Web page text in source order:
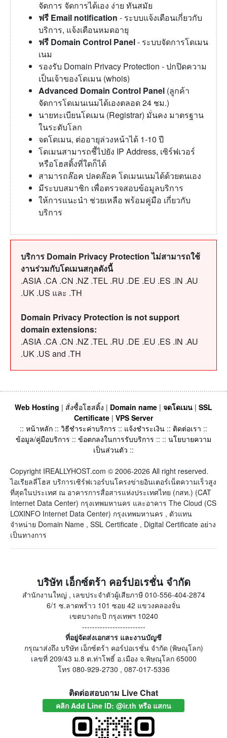
จัดการ จัดการได้เอง ง่าย ทันสมัย
ฟรี Email notification - ระบบแจ้งเตือนเกี่ยวกับ
บริการ, แจ้งเตือนหมดอายุ
ฟรี Domain Control Panel- ระบบจัดการโดเมน
เนม
รองรับ Domain Privacy Protection - ปกปิดความ
เป็นเจ้าของโดเมน (whois)
Advanced Domain Control Panel (ลูกค้า
จัดการโดเมนเนมได้เองตลอด 24 ชม.)
นายทะเบียนโดเมน (Registrar) มั่นคง มาตรฐาน
ในระดับโลก
จดโดเมน, ต่ออายุล่วงหน้าได้ 1-10 ปี
โดเมนสามารถชี้ไปยัง IP Address, เซิร์ฟเวอร์
หรือโฮสติ้งที่ใดก็ได้
สามารถล๊อค ปลดล๊อค โดเมนเนมได้ด้วยตนเอง
มีระบบสมาชิก เพื่อตรวจสอบข้อมูลบริการ
ให้การแนะนำ ช่วยเหลือ พร้อมคู่มือ เกี่ยวกับ
บริการ
บริการ Domain Privacy Protection ไม่สามารถใช้
งานร่วมกับโดเมนสกุลดังนี้
.ASIA .CA .CN .NZ .TEL .RU .DE .EU .ES .IN .AU
.UK .US และ .TH
Domain Privacy Protection is not support
domain extensions:
.ASIA .CA .CN .NZ .TEL .RU .DE .EU .ES .IN .AU
.UK .US and .TH
Web Hosting | สั่งซื้อโฮสติ้ง | Domain name | จดโดเมน | SSL
Certificate | VPS Server
:: หน้าหลัก :: วิธีชำระค่าบริการ :: แจ้งชำระเงิน :: ติดต่อเรา ::
ข้อมูล/คู่มือบริการ :: ข้อตกลงในการรับบริการ :: :: นโยบายความ
เป็นส่วนตัว ::
Copyright IREALLYHOST.com © 2006-2026 All right reserved.
ไอเรียลลี่โฮส บริการเซิร์ฟเวอร์บนโครงข่ายอินเตอร์เน็ตความเร็วสูง
ที่สุดในประเทศ ณ อาคารการสื่อสารแห่งประเทศไทย (กสท.) (CAT
Internet Data Center) กรุงเทพมหานคร และอาคาร The Cloud (CS
LOXINFO Internet Data Center) กรุงเทพมหานคร , ตัวแทน
จำหน่าย Domain Name , SSL Certificate , Digital Certificate อย่าง
เป็นทางการ
บริษัท เอ็กซ์ตร้า คอร์ปอเรชั่น จำกัด
สำนักงานใหญ่ , เลขประจำตัวผู้เสียภาษี 010-556-404-2874
6/1 ซ.ลาดพร้าว 101 ซอย 42 แขวงคลองจั่น
เขตบางกะปิ กรุงเทพฯ 10240
-------------------------
ที่อยู่จัดส่งเอกสาร และงานบัญชี
กรุณาส่งถึง บริษัท เอ็กซ์ตร้า คอร์ปอเรชั่น จำกัด (พิษณุโลก)
เลขที่ 209/43 ม.8 ต.ท่าโพธิ์ อ.เมือง จ.พิษณุโลก 65000
โทร 080-929-2730 , 087-017-5336
ติดต่อสอบถาม Live Chat
คลิก Add Line ID: @ir.th หรือ แสกน